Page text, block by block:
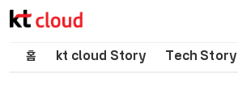
기술 블로그 (Tech) | kt cloud
홈 kt cloud Story Tech Story